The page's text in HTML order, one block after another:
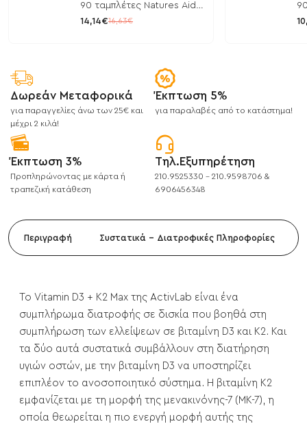
90 ταμπλέτες Natures Aid
/ Μέταλλα
14,14€16,63€
/
Δωρεάν Μεταφορικά
για παραγγελίες άνω των 25€ και
μέχρι 2 κιλά!
Έκπτωση 5%
για παραλαβές από το κατάστημα!
Έκπτωση 3%
Προπληρώνοντας με κάρτα ή
τραπεζική κατάθεση
Τηλ.Εξυπηρέτηση
210.9525330 - 210.9598706 &
6906456348
Περιγραφή Συστατικά - Διατροφικές Πληροφορίες
Το Vitamin D3 + K2 Max της ActivLab είναι ένα
συμπλήρωμα διατροφής σε δισκία που βοηθά στη
συμπλήρωση των ελλείψεων σε βιταμίνη D3 και K2. Και
τα δύο αυτά συστατικά συμβάλλουν στη διατήρηση
υγιών οστών, με την βιταμίνη D3 να υποστηρίζει
επιπλέον το ανοσοποιητικό σύστημα. Η βιταμίνη Κ2
εμφανίζεται με τη μορφή της μενακινόνης-7 (MK-7), η
οποία θεωρείται η πιο ενεργή μορφή αυτής της